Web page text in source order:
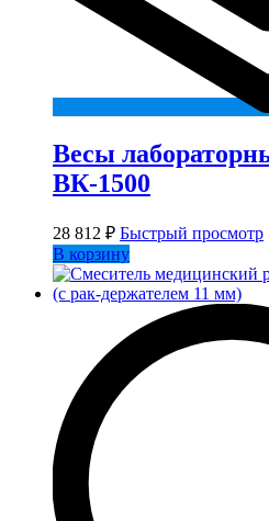
Весы
ВК-1500
28 812 ₽ Быстрый просмотр
В корзину